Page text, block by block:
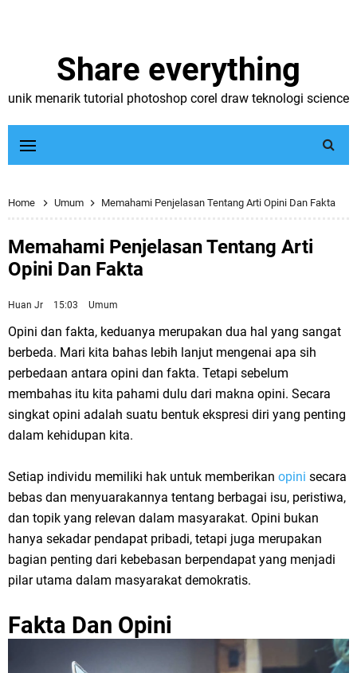
Share everything
unik menarik tutorial photoshop corel draw teknologi science
Home Umum Memahami Penjelasan Tentang Arti Opini Dan Fakta
Memahami Penjelasan Tentang Arti
Opini Dan Fakta
Huan Jr 15:03 Umum
Opini dan fakta, keduanya merupakan dua hal yang sangat
berbeda. Mari kita bahas lebih lanjut mengenai apa sih
perbedaan antara opini dan fakta. Tetapi sebelum
membahas itu kita pahami dulu dari makna opini. Secara
singkat opini adalah suatu bentuk ekspresi diri yang penting
dalam kehidupan kita.
Setiap individu memiliki hak untuk memberikan opini secara
bebas dan menyuarakannya tentang berbagai isu, peristiwa,
dan topik yang relevan dalam masyarakat. Opini bukan
hanya sekadar pendapat pribadi, tetapi juga merupakan
bagian penting dari kebebasan berpendapat yang menjadi
pilar utama dalam masyarakat demokratis.
Fakta Dan Opini